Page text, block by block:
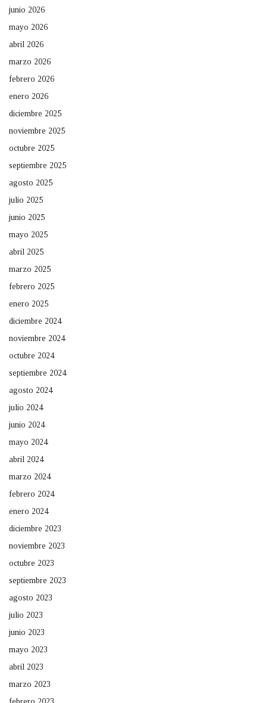
junio 2026
mayo 2026
abril 2026
marzo 2026
febrero 2026
enero 2026
diciembre 2025
noviembre 2025
octubre 2025
septiembre 2025
agosto 2025
julio 2025
junio 2025
mayo 2025
abril 2025
marzo 2025
febrero 2025
enero 2025
diciembre 2024
noviembre 2024
octubre 2024
septiembre 2024
agosto 2024
julio 2024
junio 2024
mayo 2024
abril 2024
marzo 2024
febrero 2024
enero 2024
diciembre 2023
noviembre 2023
octubre 2023
septiembre 2023
agosto 2023
julio 2023
junio 2023
mayo 2023
abril 2023
marzo 2023